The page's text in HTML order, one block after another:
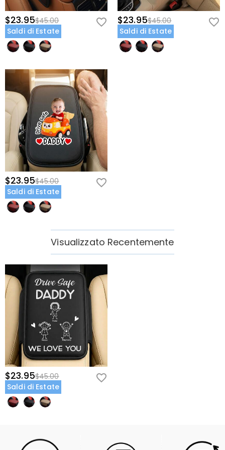
$23.95$45.00
Saldi di Estate
$23.95$45.00
Saldi di Estate
$23.95$45.00
Saldi di Estate
Visualizzato Recentemente
$23.95$45.00
Saldi di Estate